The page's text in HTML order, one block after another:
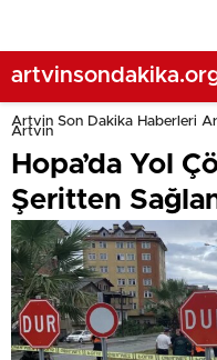
Artvin Son Dakika Haberleri
Artvin
Hopa’da Yol
Şeritten